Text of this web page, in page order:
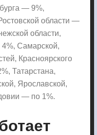
— 9%,
области —
области,
Самарской,
Красноярского
Татарстана,
Ярославской,
— по 1%.